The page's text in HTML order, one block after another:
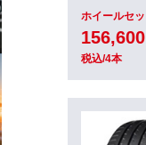
ホイールセ
税込/4本